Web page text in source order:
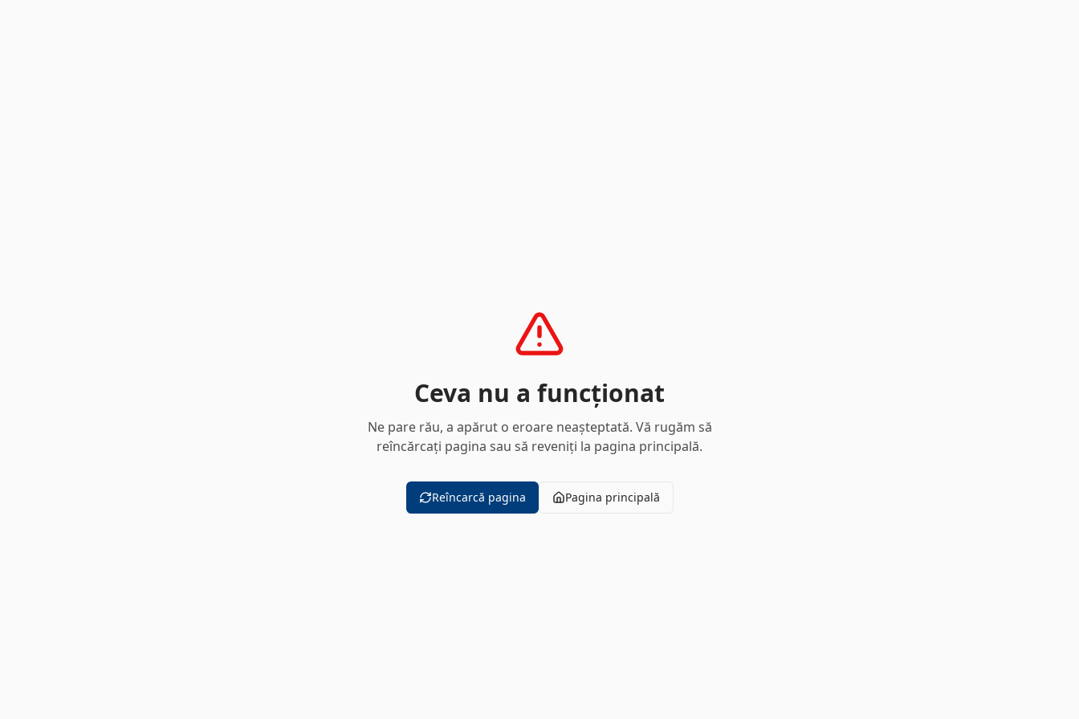
Ceva nu a funcționat
Ne pare rău, a apărut o eroare neașteptată. Vă rugăm să
reîncărcați pagina sau să reveniți la pagina principală.
Reîncarcă pagina Pagina principală